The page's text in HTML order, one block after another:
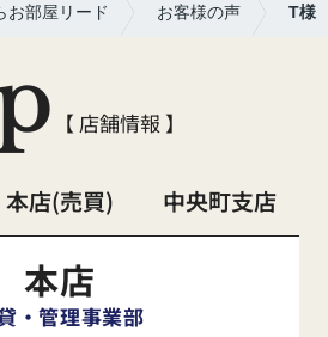
お部屋リード お客様の声 T様
【 店舗情報 】
本店(売買) 中央町支店
本店
・管理事業部